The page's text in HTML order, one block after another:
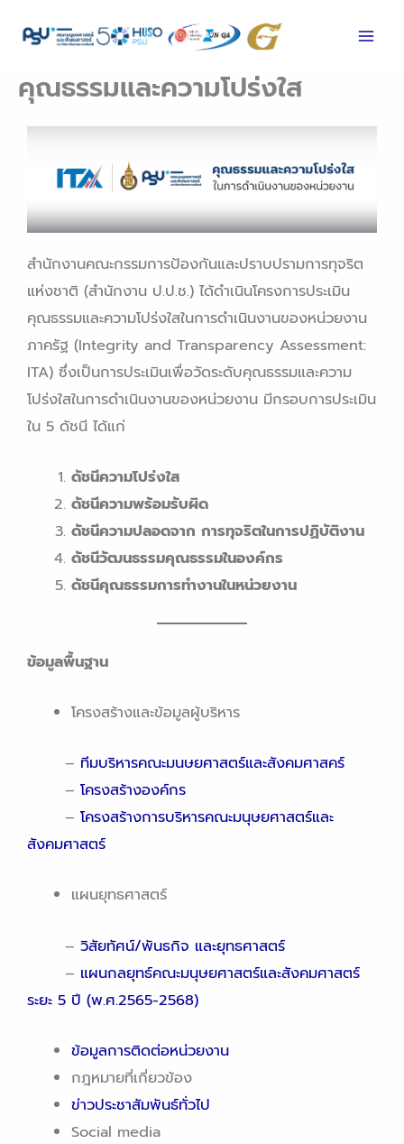
คุณธรรมและความโปร่งใส
สำนักงานคณะกรรมการป้องกันและปราบปรามการทุจริต
แห่งชาติ (สำนักงาน ป.ป.ช.) ได้ดำเนินโครงการประเมิน
คุณธรรมและความโปร่งใสในการดำเนินงานของหน่วยงาน
ภาครัฐ (Integrity and Transparency Assessment:
ITA) ซึ่งเป็นการประเมินเพื่อวัดระดับคุณธรรมและความ
โปร่งใสในการดำเนินงานของหน่วยงาน มีกรอบการประเมิน
ใน 5 ดัชนี ได้แก่
ดัชนีความโปร่งใส
ดัชนีความพร้อมรับผิด
ดัชนีความปลอดจาก การทุจริตในการปฏิบัติงาน
ดัชนีวัฒนธรรมคุณธรรมในองค์กร
ดัชนีคุณธรรมการทำงานในหน่วยงาน
ข้อมูลพื้นฐาน
โครงสร้างและข้อมูลผู้บริหาร
– ทีมบริหารคณะมนษยศาสตร์และสังคมศาสคร์
– โครงสร้างองค์กร
– โครงสร้างการบริหารคณะมนุษยศาสตร์และ
สังคมศาสตร์
แผนยุทธศาสตร์
– วิสัยทัศน์/พันธกิจ และยุทธศาสตร์
– แผนกลยุทธ์คณะมนุษยศาสตร์และสังคมศาสตร์
ระยะ 5 ปี (พ.ศ.2565-2568)
ข้อมูลการติดต่อหน่วยงาน
กฎหมายที่เกี่ยวข้อง
ข่าวประชาสัมพันธ์ทั่วไป
Social media